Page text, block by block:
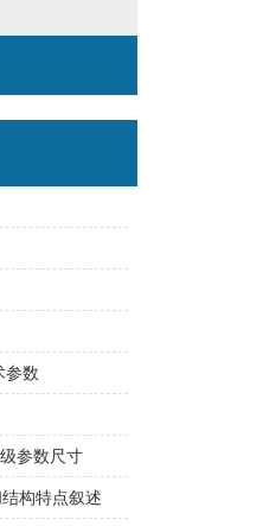
参数
参数尺寸
构特点叙述